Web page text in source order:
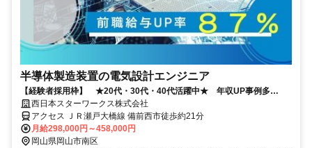
半導体製造装置の電気設計エンジニア
【経験者採用枠】 ★20代・30代・40代活躍中★ 年収UP事例多
数！！
西日本スターワークス株式会社
アクセス ＪＲ瀬戸大橋線 備前西市徒歩約21分
月給298,000円～458,000円
岡山県岡山市南区